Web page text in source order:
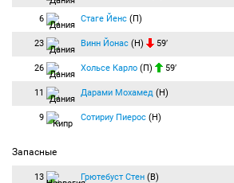
6 Стаге Йенс (П)
23 Винн Йонас (Н) 59′
26 Хольсе Карло (П) 59′
11 Дарами Мохамед (Н)
9 Сотириу Пиерос (Н)
Запасные
13 Грютебуст Стен (В)